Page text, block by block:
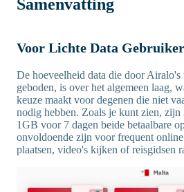
Samenvatting
Voor Lichte Data
De hoeveelheid data die door
geboden, is over het algemeen laag,
keuze maakt voor degenen die niet
nodig hebben. Zoals je kunt zien,
1GB voor 7 dagen beide betaalbare
onvoldoende zijn voor frequent
plaatsen, video's kijken of reisgidsen